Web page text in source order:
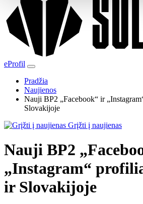
eProfil
Pradžia
Naujienos
Nauji BP2 „Facebook“ ir
Slovakijoje
Grįžti į naujienas
Nauji BP2
„Instagram“
ir Slovakijoje